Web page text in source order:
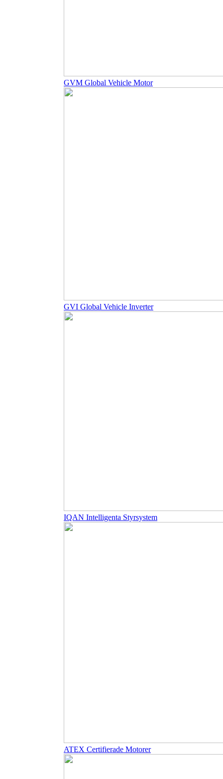
GVM Global Vehicle Motor
GVI Global Vehicle Inverter
IQAN Intelligenta Styrsystem
ATEX Certifierade Motorer